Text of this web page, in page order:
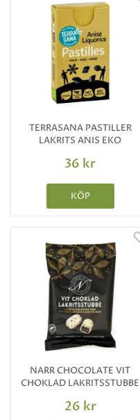
TERRASANA PASTILLER
LAKRITS ANIS EKO
36 kr
KÖP
NARR CHOCOLATE VIT
CHOKLAD LAKRITSSTUBBE
26 kr